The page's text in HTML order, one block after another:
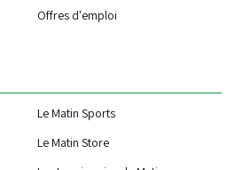
Offres d'emploi
Le Matin Sports
Le Matin Store